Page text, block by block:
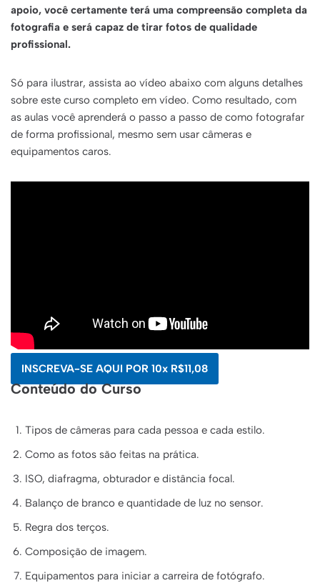
apoio, você certamente terá uma compreensão completa da
fotografia e será capaz de tirar fotos de qualidade
profissional.
Só para ilustrar, assista ao vídeo abaixo com alguns detalhes
sobre este curso completo em vídeo. Como resultado, com
as aulas você aprenderá o passo a passo de como fotografar
de forma profissional, mesmo sem usar câmeras e
equipamentos caros.
INSCREVA-SE AQUI POR 10x R$11,08
Conteúdo do Curso
Tipos de câmeras para cada pessoa e cada estilo.
Como as fotos são feitas na prática.
ISO, diafragma, obturador e distância focal.
Balanço de branco e quantidade de luz no sensor.
Regra dos terços.
Composição de imagem.
Equipamentos para iniciar a carreira de fotógrafo.